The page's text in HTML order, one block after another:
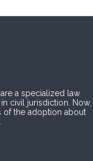
a specialized law
civil jurisdiction. Now,
of the adoption about